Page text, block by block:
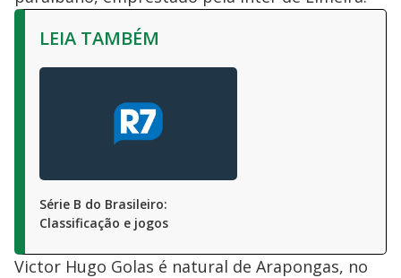
LEIA TAMBÉM
Série B do Brasileiro:
Classificação e jogos
Victor Hugo Golas é natural de Arapongas, no